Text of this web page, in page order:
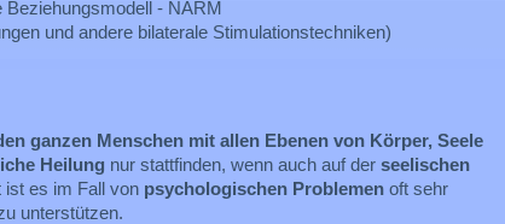
- NARM
und andere bilaterale Stimulationstechniken)
ganzen Menschen mit allen Ebenen von Körper, Seele
Heilung nur stattfinden, wenn auch auf der seelischen
es im Fall von psychologischen Problemen oft sehr
unterstützen.